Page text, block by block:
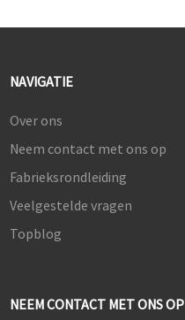
NAVIGATIE
Over ons
Neem contact met ons op
Fabrieksrondleiding
Veelgestelde vragen
Topblog
NEEM CONTACT MET ONS OP